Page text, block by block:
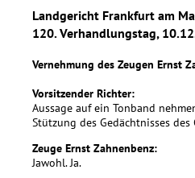
Landgericht Frankfurt am
120. Verhandlungstag,
Vernehmung des Zeugen Ernst
Vorsitzender Richter:
Aussage auf ein Tonband
Stützung des Gedächtnisses des
Zeuge Ernst Zahnenbenz:
Jawohl. Ja.